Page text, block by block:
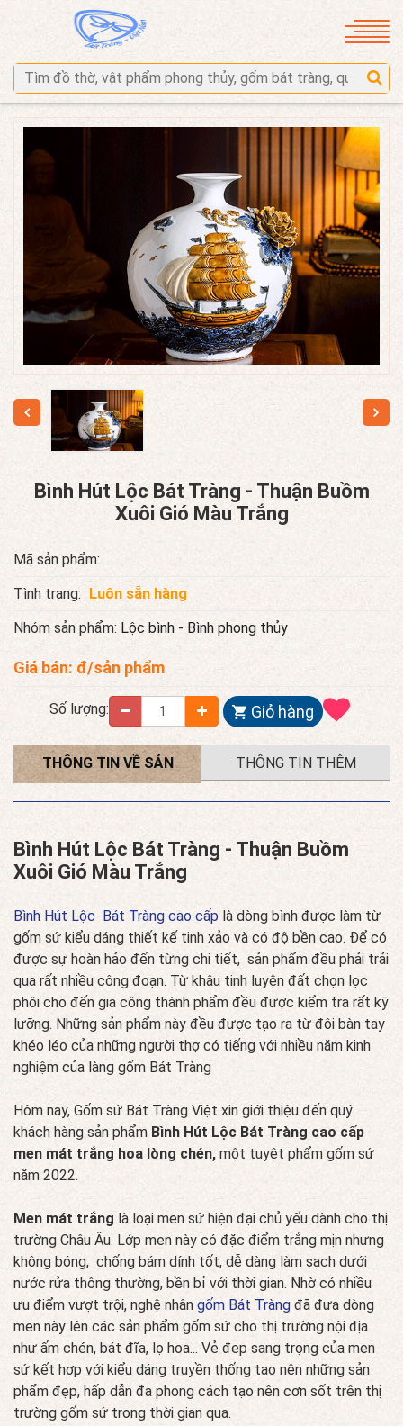
Bình Hút Lộc Bát Tràng - Thuận Buồm
Xuôi Gió Màu Trắng
Mã sản phẩm:
Tình trạng: Luôn sẵn hàng
Nhóm sản phẩm: Lộc bình - Bình phong thủy
Giá bán: đ/sản phẩm
Số lượng: Giỏ hàng
THÔNG TIN VỀ SẢN
PHẨM
THÔNG TIN THÊM
Bình Hút Lộc Bát Tràng - Thuận Buồm
Xuôi Gió Màu Trắng
Bình Hút Lộc Bát Tràng cao cấp là dòng bình được làm từ
gốm sứ kiểu dáng thiết kế tinh xảo và có độ bền cao. Để có
được sự hoàn hảo đến từng chi tiết, sản phẩm đều phải trải
qua rất nhiều công đoạn. Từ khâu tinh luyện đất chọn lọc
phôi cho đến gia công thành phẩm đều được kiểm tra rất kỹ
lưỡng. Những sản phẩm này đều được tạo ra từ đôi bàn tay
khéo léo của những người thợ có tiếng với nhiều năm kinh
nghiệm của làng gốm Bát Tràng
Hôm nay, Gốm sứ Bát Tràng Việt xin giới thiệu đến quý
khách hàng sản phẩm Bình Hút Lộc Bát Tràng cao cấp
men mát trắng hoa lòng chén, một tuyệt phẩm gốm sứ
năm 2022.
Men mát trắng là loại men sứ hiện đại chủ yếu dành cho thị
trường Châu Âu. Lớp men này có đặc điểm trắng mịn nhưng
không bóng, chống bám dính tốt, dễ dàng làm sạch dưới
nước rửa thông thường, bền bỉ với thời gian. Nhờ có nhiều
ưu điểm vượt trội, nghệ nhân gốm Bát Tràng đã đưa dòng
men này lên các sản phẩm gốm sứ cho thị trường nội địa
như ấm chén, bát đĩa, lọ hoa... Vẻ đep sang trọng của men
sứ kết hợp với kiểu dáng truyền thống tạo nên những sản
phẩm đẹp, hấp dẫn đa phong cách tạo nên cơn sốt trên thị
trường gốm sứ trong thời gian qua.